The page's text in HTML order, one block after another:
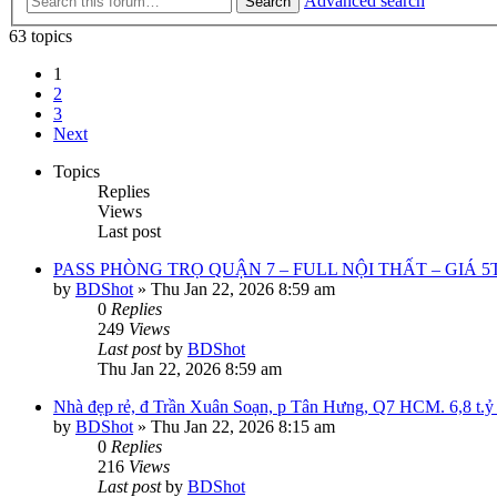
63 topics
1
2
3
Next
Topics
Replies
Views
Last post
PASS PHÒNG TRỌ QUẬN 7 – FULL NỘI THẤT – GIÁ
by BDShot » Thu Jan 22, 2026 8:59 am
0 Replies
249 Views
Last postby BDShot
Thu Jan 22, 2026 8:59 am
Nhà đẹp rẻ, đ Trần Xuân Soạn, p Tân Hưng, Q7 HCM. 6,8
by BDShot » Thu Jan 22, 2026 8:15 am
0 Replies
216 Views
Last postby BDShot